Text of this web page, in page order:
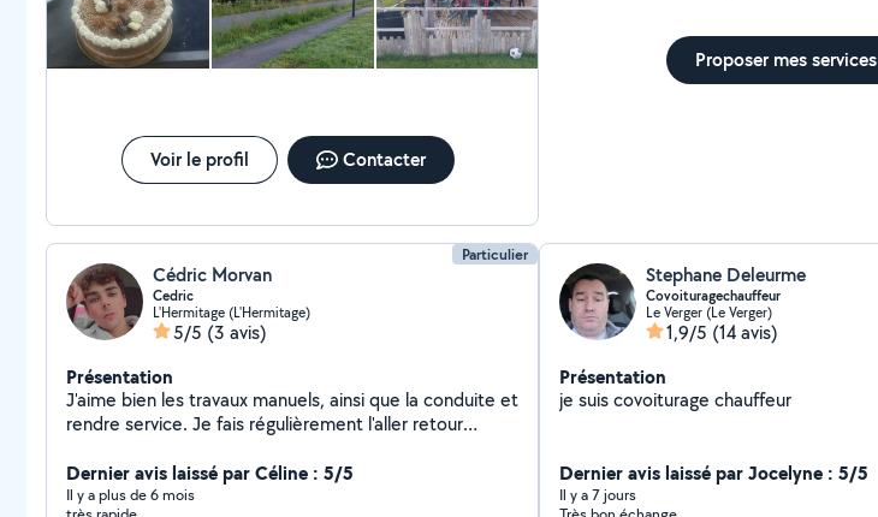
Voir le profil Contacter
Proposer mes services
Particulier
Cédric Morvan
Cedric
L'Hermitage (L'Hermitage)
5/5 (3 avis)
Présentation
J'aime bien les travaux manuels, ainsi que la conduite et
rendre service. Je fais régulièrement l'aller retour
Dernier avis laissé par Céline : 5/5
Il y a plus de 6 mois
Stephane Deleurme
Covoituragechauffeur
Le Verger (Le Verger)
1,9/5 (14 avis)
Présentation
je suis covoiturage chauffeur
Dernier avis laissé par Jocelyne : 5/5
Il y a 7 jours